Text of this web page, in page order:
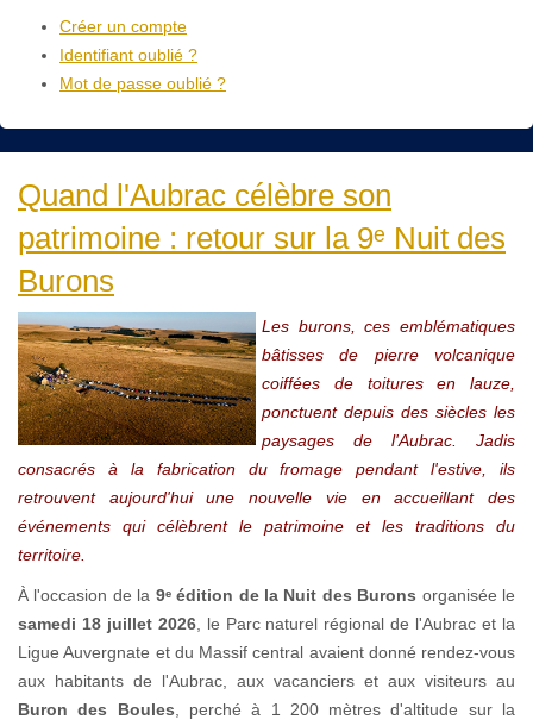
Créer un compte
Identifiant oublié ?
Mot de passe oublié ?
Quand l'Aubrac célèbre son
patrimoine : retour sur la 9ᵉ Nuit des
Burons
Les burons, ces emblématiques
bâtisses de pierre volcanique
coiffées de toitures en lauze,
ponctuent depuis des siècles les
paysages de l'Aubrac. Jadis
consacrés à la fabrication du fromage pendant l'estive, ils
retrouvent aujourd'hui une nouvelle vie en accueillant des
événements qui célèbrent le patrimoine et les traditions du
territoire.
À l'occasion de la 9ᵉ édition de la Nuit des Burons organisée le
samedi 18 juillet 2026, le Parc naturel régional de l'Aubrac et la
Ligue Auvergnate et du Massif central avaient donné rendez-vous
aux habitants de l'Aubrac, aux vacanciers et aux visiteurs au
Buron des Boules , perché à 1 200 mètres d'altitude sur la